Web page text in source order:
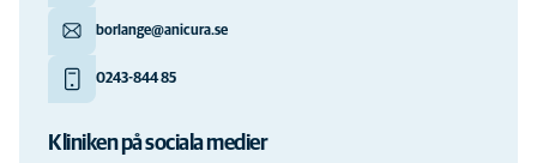
borlange@anicura.se
0243-844 85
Kliniken på sociala medier